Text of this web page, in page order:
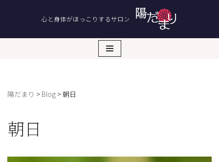
ン
ス
ッ
プ
心と身体がほっこりするサロン
陽だまり > Blog >朝日
朝日